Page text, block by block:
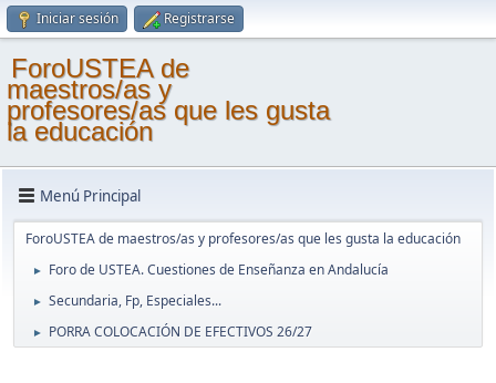
Iniciar sesión Registrarse
ForoUSTEA de
maestros/as y
profesores/as que les gusta
la educación
Menú Principal
ForoUSTEA de maestros/as y profesores/as que les gusta la educación
► Foro de USTEA. Cuestiones de Enseñanza en Andalucía
► Secundaria, Fp, Especiales...
► PORRA COLOCACIÓN DE EFECTIVOS 26/27